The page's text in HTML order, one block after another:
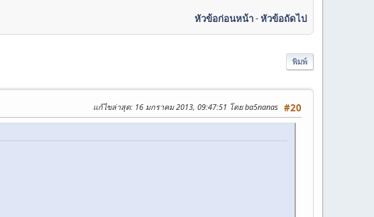
หัวข้อก่อนหน้า-หัวข้อถัดไป
พิมพ์
#20
แก้ไขล่าสุด: 16 มกราคม 2013, 09:47:51 โดย ba5nanas